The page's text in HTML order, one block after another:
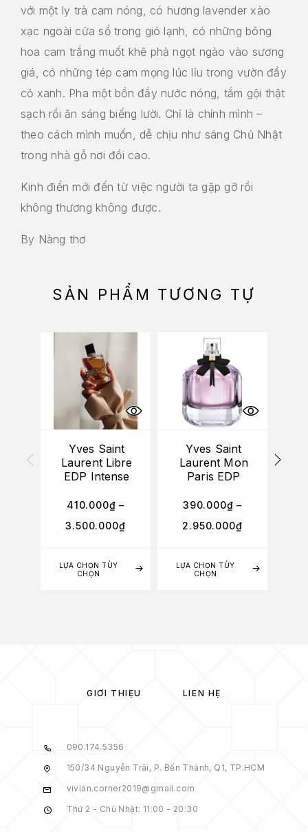
với một ly trà cam nóng, có hương lavender xào
xạc ngoài cửa sổ trong gió lạnh, có những bông
hoa cam trắng muốt khẽ phả ngọt ngào vào sương
giá, có những tép cam mọng lúc lỉu trong vườn đầy
cỏ xanh. Pha một bồn đầy nước nóng, tắm gội thật
sạch rồi ăn sáng biếng lười. Chỉ là chính mình –
theo cách mình muốn, dễ chịu như sáng Chủ Nhật
trong nhà gỗ nơi đồi cao.
Kinh điển mới đến từ việc người ta gặp gỡ rồi
không thương không được.
By Nàng thơ
SẢN PHẨM TƯƠNG TỰ
LỰA CHỌN TÙY
CHỌN
Yves Saint
Laurent Libre
EDP Intense
410.000₫ –
3.500.000₫
LỰA CHỌN TÙY
CHỌN
Yves Saint
Laurent Mon
Paris EDP
390.000₫ –
2.950.000₫
GIỚI THIỆU LIÊN HỆ
090.174.5356
150/34 Nguyễn Trãi, P. Bến Thành, Q1, TP.HCM
vivian.corner2019@gmail.com
Thứ 2 - Chủ Nhật: 11:00 - 20:30